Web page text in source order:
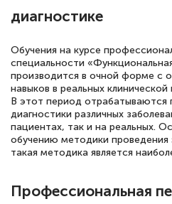
подготовиться к
статьи. Времени на
достаточно. Курс
аттестацию в школе.
диагностике
Обучения на курсе
специальности
производится в очной форме с
навыков в реальных клинической
В этот период отрабатываются
диагностики различных
пациентах, так и на реальных.
обучению методики проведения
такая методика является
Профессиональная